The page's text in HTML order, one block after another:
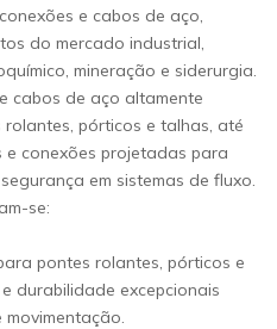
e cabos de aço,
do mercado industrial,
mineração e siderurgia.
cabos de aço altamente
pórticos e talhas, até
conexões projetadas para
em sistemas de fluxo.
se:
pontes rolantes, pórticos e
durabilidade excepcionais